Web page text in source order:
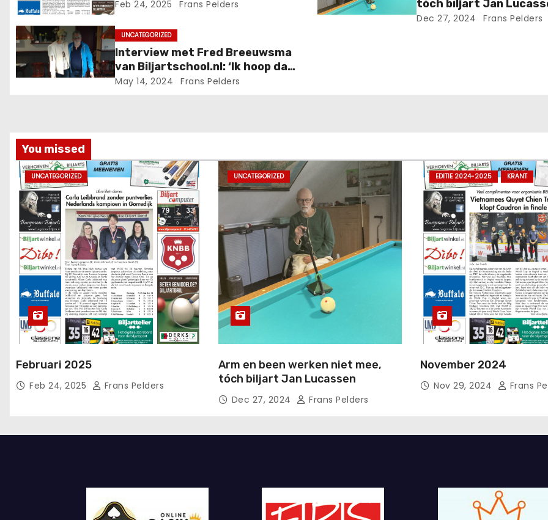
Feb 24, 2025 Frans Pelders
tóch biljart Jan
Dec 27, 2024 Frans Pelders
UNCATEGORIZED
Interview met Fred Breeuwsma
van Biljartschool.nl: ‘Ik hoop dat
iemand het wil voortzetten’
May 14, 2024 Frans Pelders
You missed
UNCATEGORIZED
Februari 2025
Feb 24, 2025 Frans Pelders
UNCATEGORIZED
Arm en been werken niet mee,
tóch biljart Jan Lucassen
Dec 27, 2024 Frans Pelders
EDITIE 2024-2025 KRANT
November 2024
Nov 29, 2024 Frans